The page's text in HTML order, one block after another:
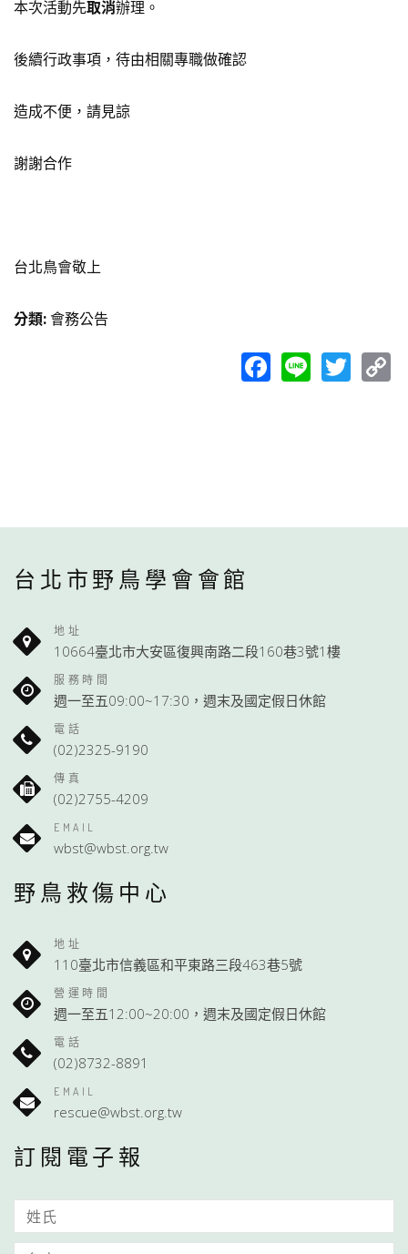
本次活動先取消辦理。
後續行政事項，待由相關專職做確認
造成不便，請見諒
謝謝合作
台北鳥會敬上
分類:會務公告
Facebook
Line
台北市野鳥學會會館
地址
10664臺北市大安區復興南路二段160巷3號1樓
服務時間
週一至五09:00~17:30，週末及國定假日休館
電話
(02)2325-9190
傳真
(02)2755-4209
EMAIL
wbst@wbst.org.tw
野鳥救傷中心
地址
110臺北市信義區和平東路三段463巷5號
營運時間
週一至五12:00~20:00，週末及國定假日休館
電話
(02)8732-8891
EMAIL
rescue@wbst.org.tw
訂閱電子報